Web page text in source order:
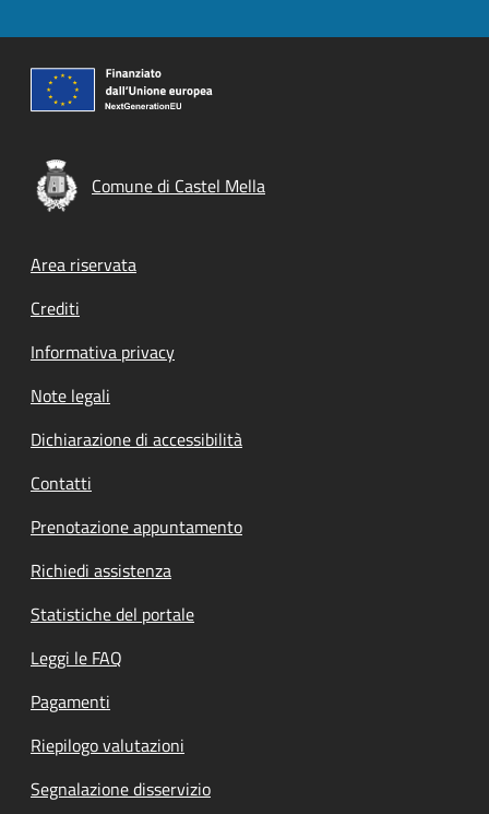
Comune di Castel Mella
Footer menu
Area riservata
Crediti
Informativa privacy
Note legali
Dichiarazione di accessibilità
Contatti
Prenotazione appuntamento
Richiedi assistenza
Statistiche del portale
Leggi le FAQ
Pagamenti
Riepilogo valutazioni
Segnalazione disservizio